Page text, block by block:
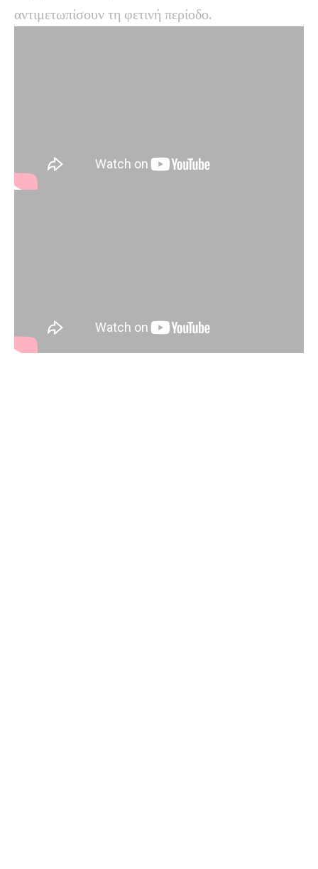
αντιμετωπίσουν τη φετινή περίοδο.